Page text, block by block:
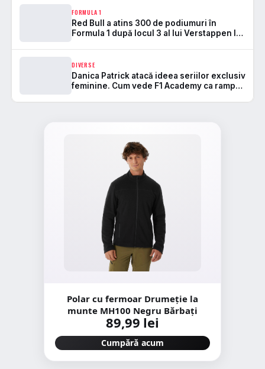
FORMULA 1
Red Bull a atins 300 de podiumuri în
Formula 1 după locul 3 al lui Verstappen la
DIVERSE
Danica Patrick atacă ideea seriilor exclusiv
feminine. Cum vede F1 Academy ca rampă,
Polar cu fermoar Drumeție la
munte MH100 Negru Bărbați
89,99 lei
Cumpără acum